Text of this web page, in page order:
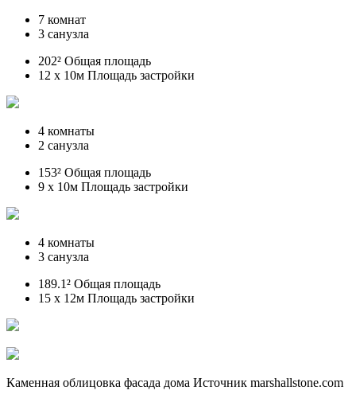
7 комнат
3 санузла
202² Общая площадь
12 x 10м Площадь застройки
4 комнаты
2 санузла
153² Общая площадь
9 x 10м Площадь застройки
4 комнаты
3 санузла
189.1² Общая площадь
15 x 12м Площадь застройки
Каменная облицовка фасада дома Источник marshallstone.com